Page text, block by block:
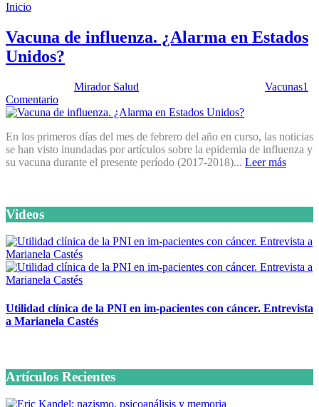
Inicio
Vacuna de influenza. ¿Alarma en Estados
Unidos?
Mirador Salud Vacunas1
Comentario
En los primeros días del mes de febrero del año en curso, las noticias
se han visto inundadas por artículos sobre la epidemia de influenza y
su vacuna durante el presente período (2017-2018)... Leer más
Videos
Utilidad clínica de la PNI en im-pacientes con cáncer. Entrevista
a Marianela Castés
Artículos Recientes